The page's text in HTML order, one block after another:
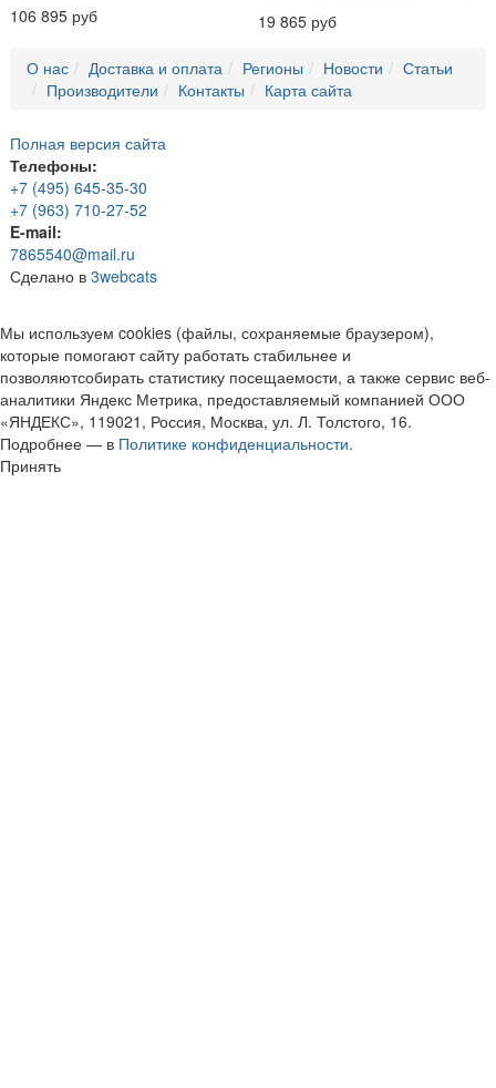
106 895 руб 19 865 руб
О нас Доставка и оплата Регионы Новости
Статьи
Производители
Контакты Карта сайта
Полная версия сайта
Телефоны:
+7 (495) 645-35-30
+7 (963) 710-27-52
E-mail:
7865540@mail.ru
Сделано в 3webcats
Мы используем cookies (файлы, сохраняемые браузером),
которые помогают сайту работать стабильнее и
позволяютсобирать статистику посещаемости, а также сервис веб-
аналитики Яндекс Метрика, предоставляемый компанией ООО
«ЯНДЕКС», 119021, Россия, Москва, ул. Л. Толстого, 16.
Подробнее — в Политике конфиденциальности.
Принять